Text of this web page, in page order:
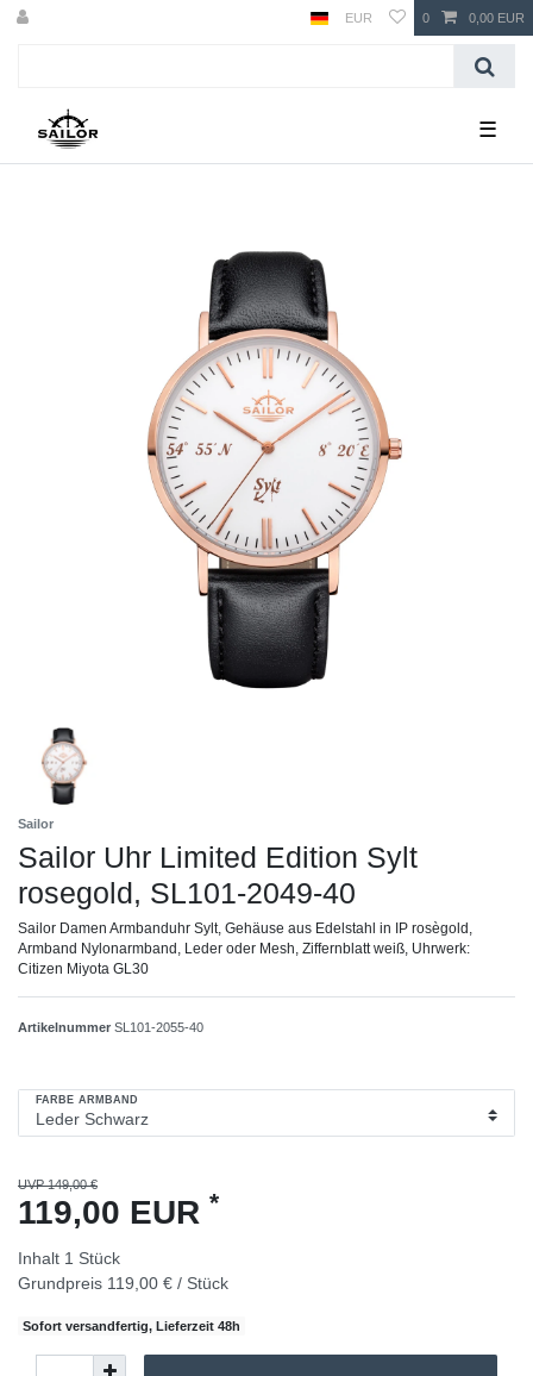
EUR 0 0,00 EUR
☰
Sailor
Sailor Uhr Limited Edition Sylt
rosegold, SL101-2049-40
Sailor Damen Armbanduhr Sylt, Gehäuse aus Edelstahl in IP rosègold,
Armband Nylonarmband, Leder oder Mesh, Ziffernblatt weiß, Uhrwerk:
Citizen Miyota GL30
Artikelnummer SL101-2055-40
FARBE ARMBAND
UVP 149,00 €
119,00 EUR *
Inhalt 1 Stück
Grundpreis 119,00 € / Stück
Sofort versandfertig, Lieferzeit 48h